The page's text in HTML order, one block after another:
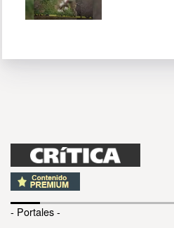
- Portales -